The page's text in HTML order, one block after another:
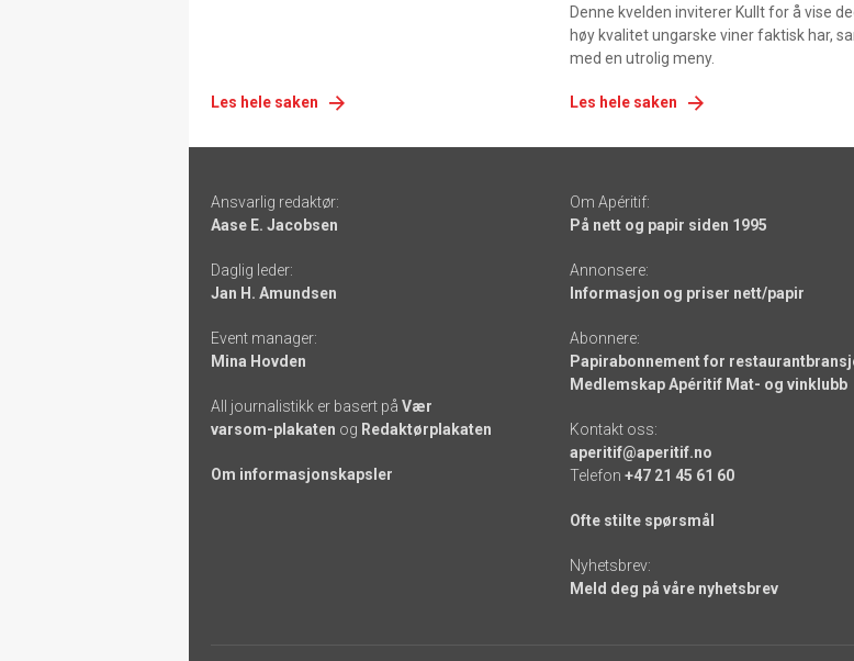
Les hele saken
Denne kvelden inviterer Kullt for å vise
høy kvalitet ungarske viner faktisk har,
med en utrolig meny.
Les hele saken
-
links
Ansvarlig redaktør:
Aase E. Jacobsen
Daglig leder:
Jan H. Amundsen
Event manager:
Mina Hovden
All journalistikk er basert på Vær
varsom-plakaten og Redaktørplakaten
Om informasjonskapsler
Om Apéritif:
På nett og papir siden 1995
Annonsere:
Informasjon og priser nett/papir
Abonnere:
Papirabonnement for
Medlemskap Apéritif Mat- og vinklubb
Kontakt oss:
aperitif@aperitif.no
Telefon +47 21 45 61 60
Ofte stilte spørsmål
Nyhetsbrev:
Meld deg på våre nyhetsbrev